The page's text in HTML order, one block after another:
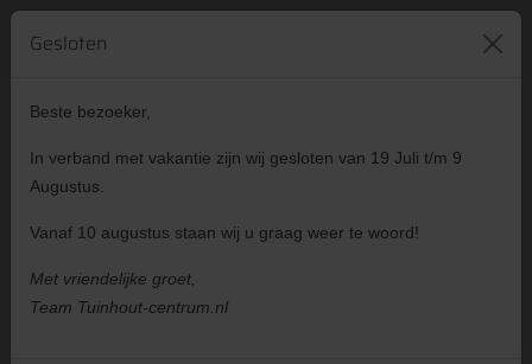
024 641 83 35
Advies
Showtuin
Gesloten
Beste bezoeker,
In verband met vakantie zijn wij gesloten van 19 Juli t/m 9
Augustus.
Vanaf 10 augustus staan wij u graag weer te woord!
Met vriendelijke groet,
Team Tuinhout-centrum.nl